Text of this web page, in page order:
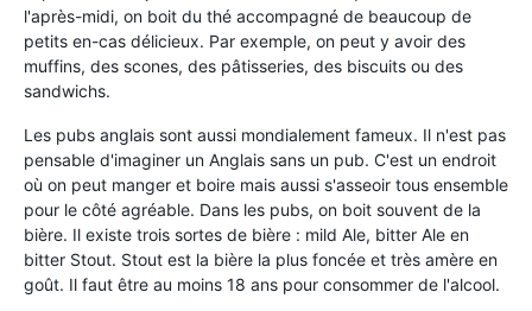
l'après-midi, on boit du thé accompagné de beaucoup de
petits en-cas délicieux. Par exemple, on peut y avoir des
muffins, des scones, des pâtisseries, des biscuits ou des
sandwichs.
Les pubs anglais sont aussi mondialement fameux. Il n'est pas
pensable d'imaginer un Anglais sans un pub. C'est un endroit
où on peut manger et boire mais aussi s'asseoir tous ensemble
pour le côté agréable. Dans les pubs, on boit souvent de la
bière. Il existe trois sortes de bière : mild Ale, bitter Ale en
bitter Stout. Stout est la bière la plus foncée et très amère en
goût. Il faut être au moins 18 ans pour consommer de l'alcool.